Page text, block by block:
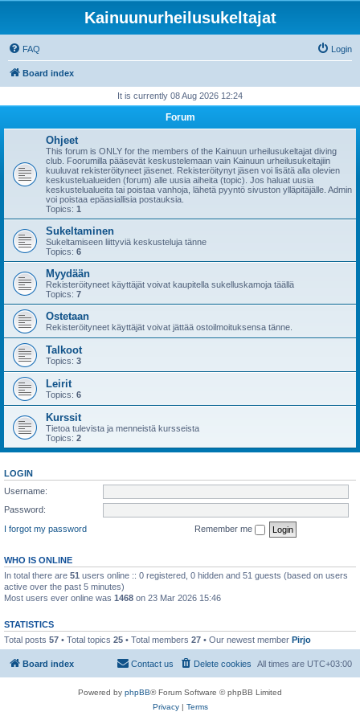
Kainuunurheilusukeltajat
FAQ Login
Board index
It is currently 08 Aug 2026 12:24
Forum
Ohjeet
This forum is ONLY for the members of the Kainuun urheilusukeltajat diving
club. Foorumilla pääsevät keskustelemaan vain Kainuun urheilusukeltajiin
kuuluvat rekisteröityneet jäsenet. Rekisteröitynyt jäsen voi lisätä alla olevien
keskustelualueiden (forum) alle uusia aiheita (topic). Jos haluat uusia
keskustelualueita tai poistaa vanhoja, lähetä pyyntö sivuston ylläpitäjälle. Admin
voi poistaa epäasiallisia postauksia.
Topics: 1
Sukeltaminen
Sukeltamiseen liittyviä keskusteluja tänne
Topics: 6
Myydään
Rekisteröityneet käyttäjät voivat kaupitella sukelluskamoja täällä
Topics: 7
Ostetaan
Rekisteröityneet käyttäjät voivat jättää ostoilmoituksensa tänne.
Talkoot
Topics: 3
Leirit
Topics: 6
Kurssit
Tietoa tulevista ja menneistä kursseista
Topics: 2
LOGIN
Username:
Password:
I forgot my password
Remember me
WHO IS ONLINE
In total there are 51 users online :: 0 registered, 0 hidden and 51 guests (based on users
active over the past 5 minutes)
Most users ever online was 1468 on 23 Mar 2026 15:46
STATISTICS
Total posts 57 • Total topics 25 • Total members 27 • Our newest member Pirjo
Board index All times are UTC+03:00
Delete cookies
Contact us
Powered by phpBB® Forum Software © phpBB Limited
Privacy| Terms